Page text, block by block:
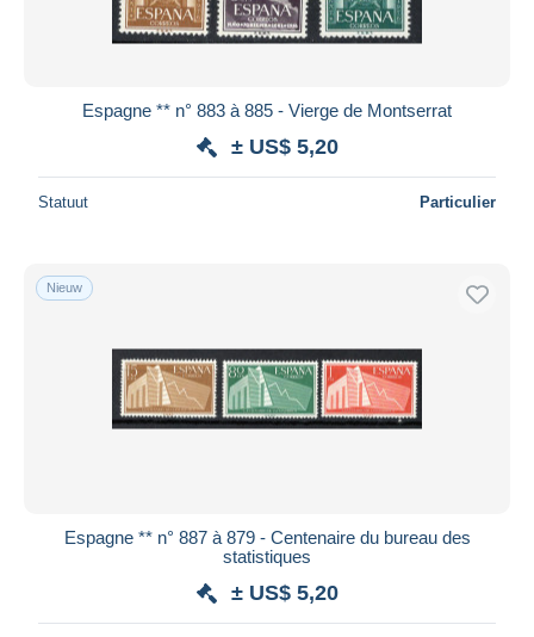
Espagne ** n° 883 à 885 - Vierge de Montserrat
± US$ 5,20
Statuut Particulier
Nieuw
Espagne ** n° 887 à 879 - Centenaire du bureau des
statistiques
± US$ 5,20